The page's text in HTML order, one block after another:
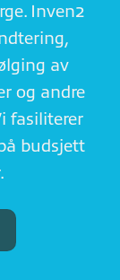
Inven2
av
og andre
fasiliterer
budsjett